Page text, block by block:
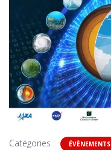
Catégories : ÉVÈNEMENTS